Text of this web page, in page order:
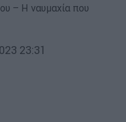
– Η ναυμαχία που
23:31